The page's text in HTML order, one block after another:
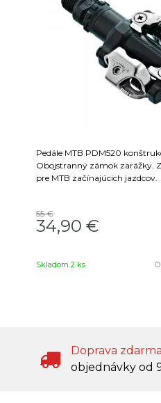
Pedále MTB PDM520
Obojstranný zámok zarážky.
pre MTB začínajúcich jazdcov.
55 €
34,90 €
Skladom 2 ks
Doprava zdarma
objednávky od